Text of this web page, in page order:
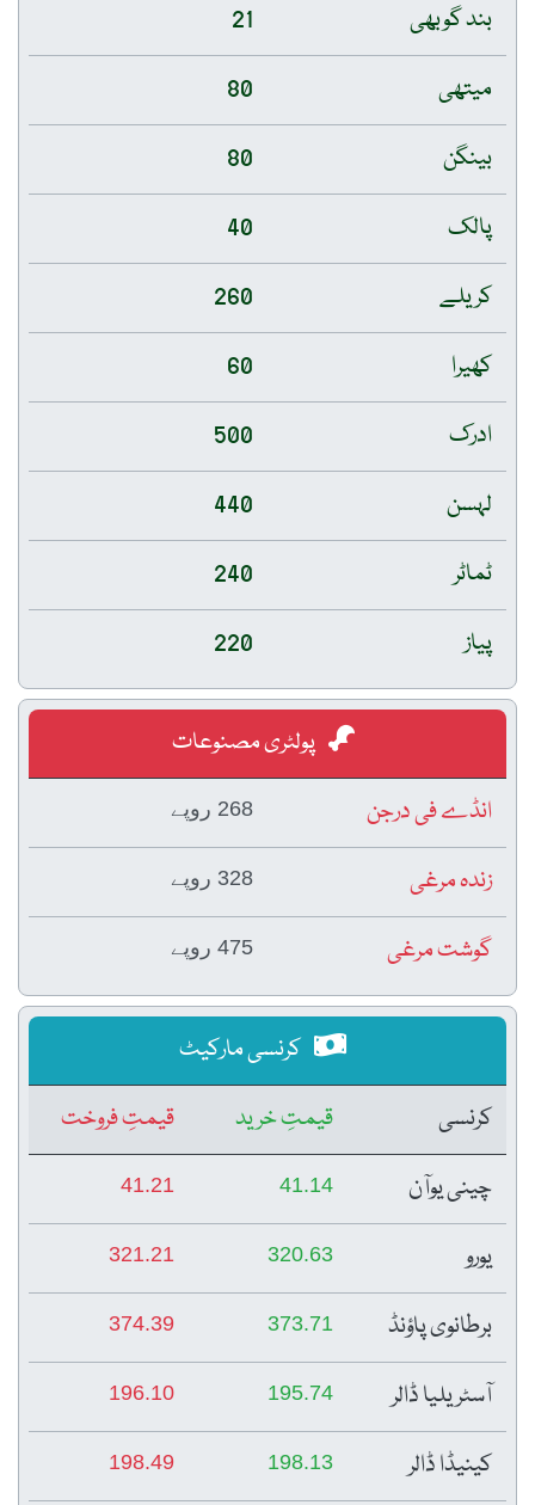
بند گوبھی
21
میتھی
80
بینگن
80
پالک
40
کریلے
260
کھیرا
60
ادرک
500
لہسن
440
ٹماٹر
240
پیاز
220
پولٹری مصنوعات
انڈے فی درجن
268 روپے
زندہ مرغی 328 روپے
گوشت مرغی 475 روپے
کرنسی مارکیٹ
کرنسی
قیمتِ خرید
قیمتِ فروخت
چینی یوآن
41.14
41.21
یورو 320.63
321.21
برطانوی پاؤنڈ 373.71
374.39
آسٹریلیا ڈالر 195.74
196.10
کینیڈا ڈالر 198.13
198.49